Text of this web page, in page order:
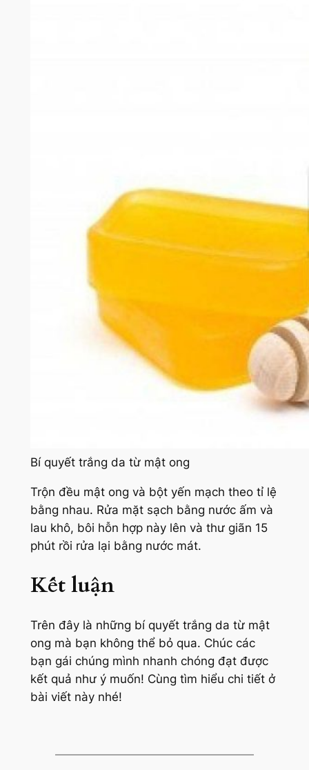
Bí quyết trắng da từ mật ong
Trộn đều mật ong và bột yến mạch theo tỉ lệ
bằng nhau. Rửa mặt sạch bằng nước ấm và
lau khô, bôi hỗn hợp này lên và thư giãn 15
phút rồi rửa lại bằng nước mát.
Kết luận
Trên đây là những bí quyết trắng da từ mật
ong mà bạn không thể bỏ qua. Chúc các
bạn gái chúng mình nhanh chóng đạt được
kết quả như ý muốn! Cùng tìm hiểu chi tiết ở
bài viết này nhé!